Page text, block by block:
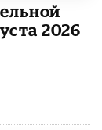
2026